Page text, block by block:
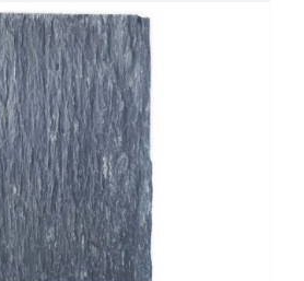
Varianten
auf.
Die
Optionen
können
auf
der
Produktseite
gewählt